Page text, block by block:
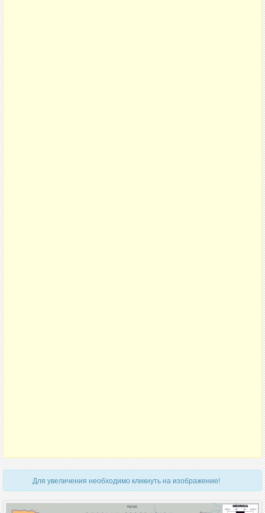
Для увеличения необходимо кликнуть на изображение!